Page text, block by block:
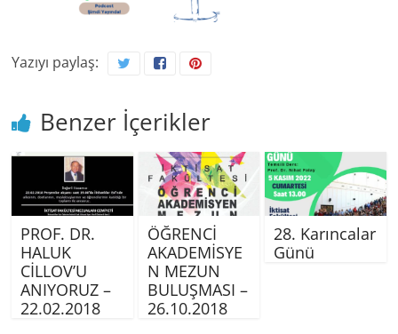
Yazıyı paylaş:
Benzer İçerikler
PROF. DR.
HALUK
CİLLOV’U
ANIYORUZ –
22.02.2018
ÖĞRENCİ
AKADEMİSYE
N MEZUN
BULUŞMASI –
26.10.2018
28. Karıncalar
Günü